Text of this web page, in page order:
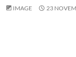
IMAGE 23